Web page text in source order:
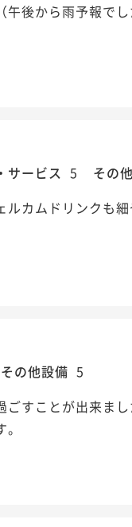
後から雨予報でし
サービス 5 その
カムドリンクも
その他設備 5
すことが出来ま